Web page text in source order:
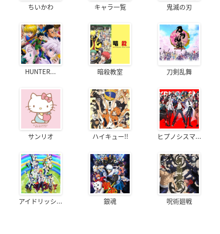
ちいかわ キャラ一覧 鬼滅の刃
HUNTER... 暗殺教室 刀剣乱舞
サンリオ ハイキュー!! ヒプノシスマ...
アイドリッシ... 銀魂 呪術廻戦